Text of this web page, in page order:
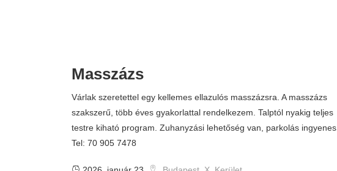
Masszázs
Várlak szeretettel egy kellemes ellazulós masszázsra. A masszázs
szakszerű, több éves gyakorlattal rendelkezem. Talptól nyakig teljes
testre kiható program. Zuhanyzási lehetőség van, parkolás ingyenes.
Tel: 70 905 7478